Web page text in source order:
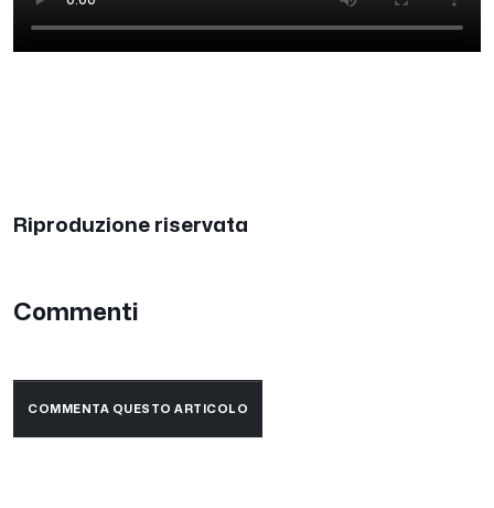
Riproduzione riservata
Commenti
COMMENTA QUESTO ARTICOLO